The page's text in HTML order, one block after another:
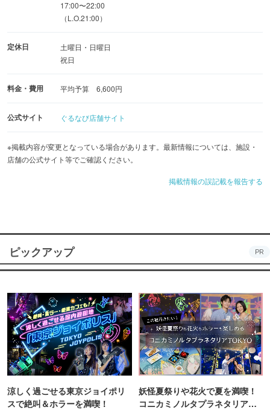
鳥取和牛すき焼きをメインにした懐石コースは接待にも最
接待のことなら、当店へご連絡ください。
17:00〜22:00
（L.O.21:00）
定休日
土曜日・日曜日
祝日
料金・費用 平均予算 6,600円
公式サイト ぐるなび店舗サイト
※掲載内容が変更となっている場合があります。最新情報については、施設・
店舗の公式サイト等でご確認ください。
掲載情報の誤記載を報告する
ピックアップ PR
涼しく過ごせる東京ジョイポリ
スで絶叫＆ホラーを満喫！
妖怪夏祭りや花火で夏を満喫！
コニカミノルタプラネタリア